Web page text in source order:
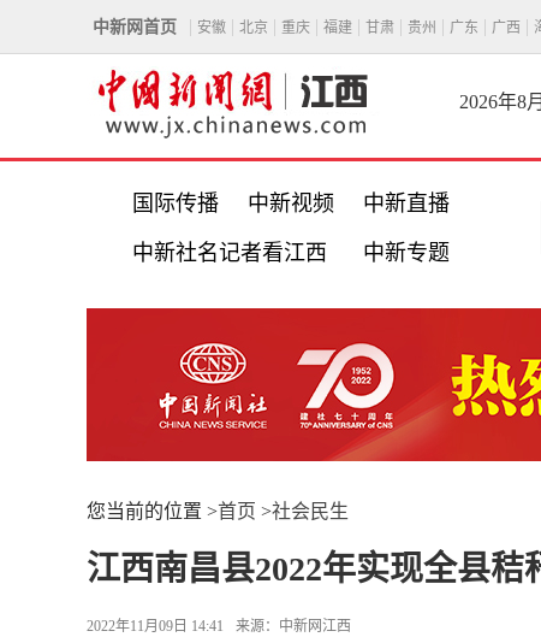
中新网首页 安徽 北京 重庆 福建 甘肃 贵州 广东 广西
2026年8
国际传播 中新视频 中新直播
中新社名记者看江西 中新专题
您当前的位置 >首页 >社会民生
江西南昌县2022年实现全县秸
2022年11月09日 14:41 来源： 中新网江西